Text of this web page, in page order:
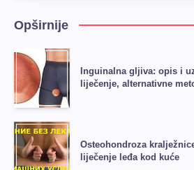
Opširnije
Inguinalna gljiva: opis i
liječenje, alternativne
Osteohondroza
liječenje leđa kod kuće